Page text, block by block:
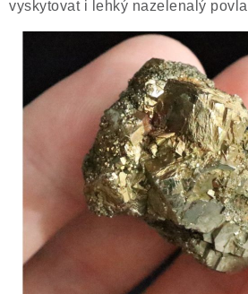
vyskytovat i lehký nazelenalý